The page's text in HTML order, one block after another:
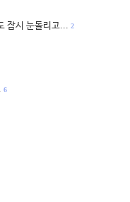
잠시 눈돌리고... 2
6